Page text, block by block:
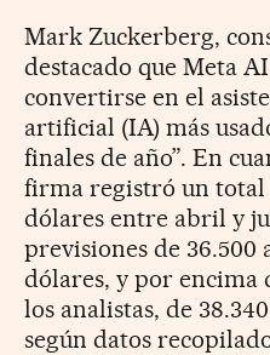
Mark Zuckerberg,
destacado que Meta
convertirse en el
artificial (IA) más
finales de año”. En
firma registró un total
dólares entre abril y
previsiones de 36.500
dólares, y por encima
los analistas, de
según datos